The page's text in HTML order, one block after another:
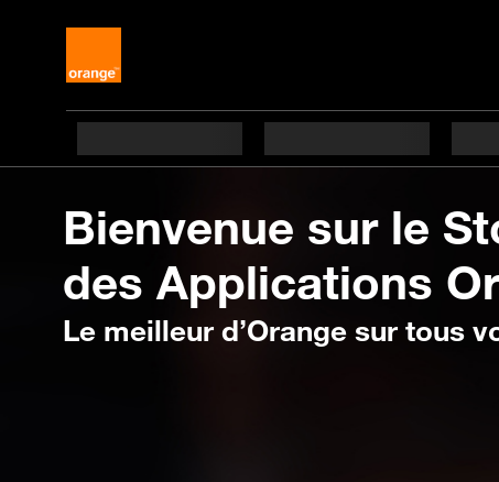
Bienvenue sur le
des Applications
Le meilleur d’Orange sur tous